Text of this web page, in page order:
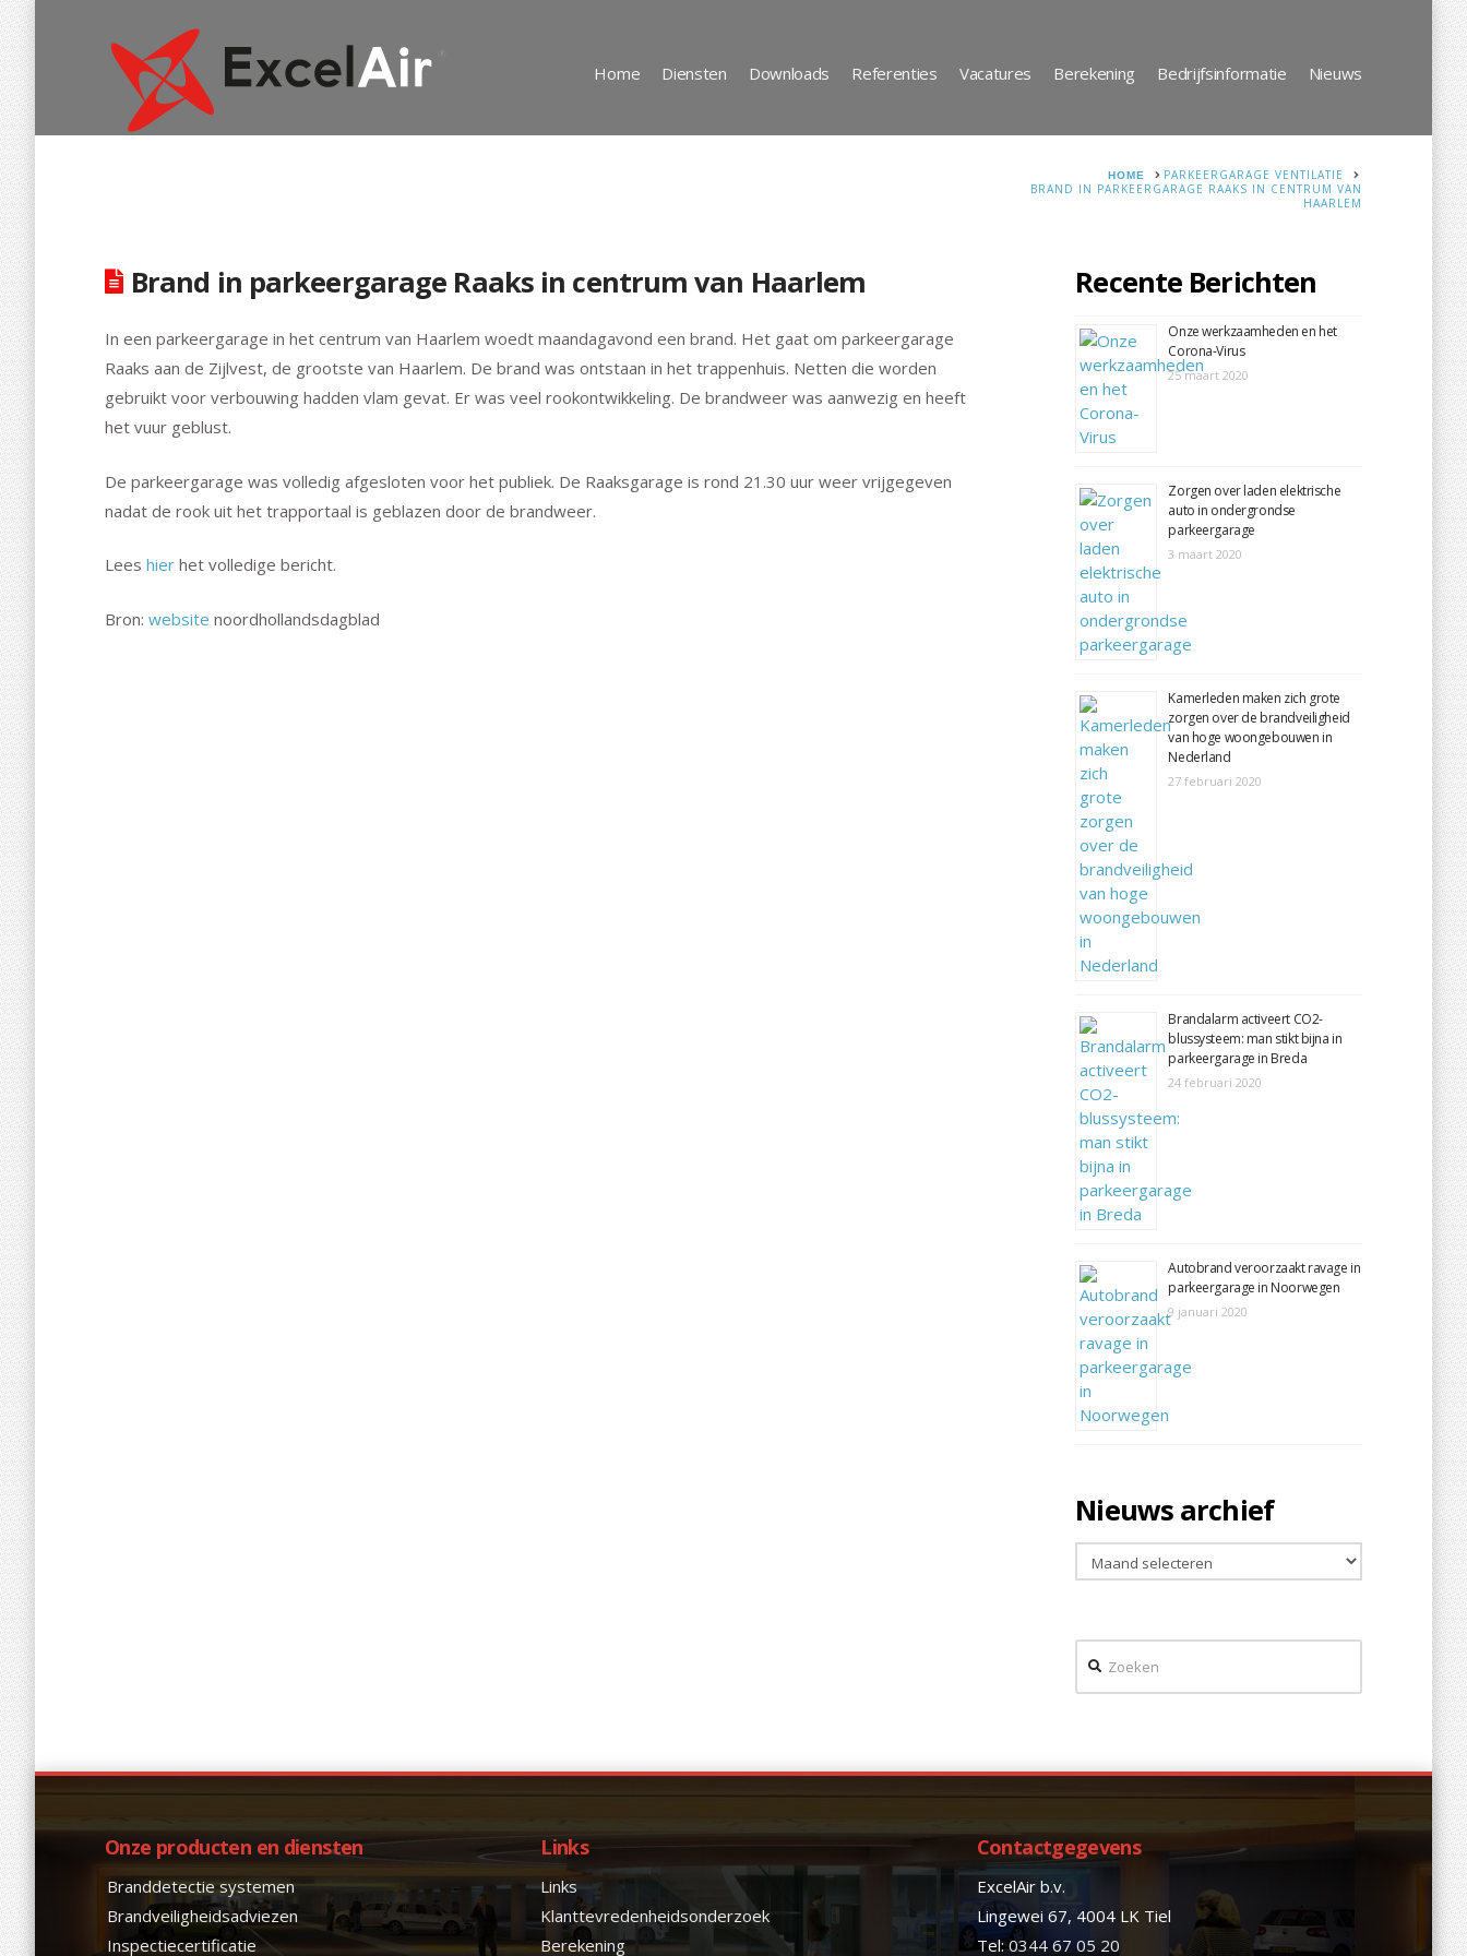
Home Diensten Downloads Referenties Vacatures Berekening Bedrijfsinformatie Nieuws
HOME
PARKEERGARAGE VENTILATIE
BRAND IN PARKEERGARAGE RAAKS IN CENTRUM VAN
HAARLEM
Brand in parkeergarage Raaks in centrum van Haarlem
In een parkeergarage in het centrum van Haarlem woedt maandagavond een brand. Het gaat om parkeergarage
Raaks aan de Zijlvest, de grootste van Haarlem. De brand was ontstaan in het trappenhuis. Netten die worden
gebruikt voor verbouwing hadden vlam gevat. Er was veel rookontwikkeling. De brandweer was aanwezig en heeft
het vuur geblust.
De parkeergarage was volledig afgesloten voor het publiek. De Raaksgarage is rond 21.30 uur weer vrijgegeven
nadat de rook uit het trapportaal is geblazen door de brandweer.
Lees hier het volledige bericht.
Bron: website noordhollandsdagblad
Recente Berichten
Onze werkzaamheden en het
Corona-Virus
25 maart 2020
Zorgen over laden elektrische
auto in ondergrondse
parkeergarage
3 maart 2020
Kamerleden maken zich grote
zorgen over de brandveiligheid
van hoge woongebouwen in
Nederland
27 februari 2020
Brandalarm activeert CO2-
blussysteem: man stikt bijna in
parkeergarage in Breda
24 februari 2020
Autobrand veroorzaakt ravage in
parkeergarage in Noorwegen
9 januari 2020
Nieuws archief
Nieuws
archief
Onze producten en diensten
Branddetectie systemen
Brandveiligheidsadviezen
Inspectiecertificatie
Links
Links
Klanttevredenheidsonderzoek
Berekening
Contactgegevens
ExcelAir b.v.
Lingewei 67, 4004 LK Tiel
Tel:0344 67 05 20